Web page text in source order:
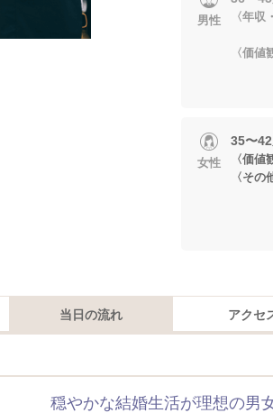
男性
〈年
※い
〈価
女性
35〜
〈価
〈そ
※い
当日の流れ アクセ
穏やかな結婚生活が理想の男